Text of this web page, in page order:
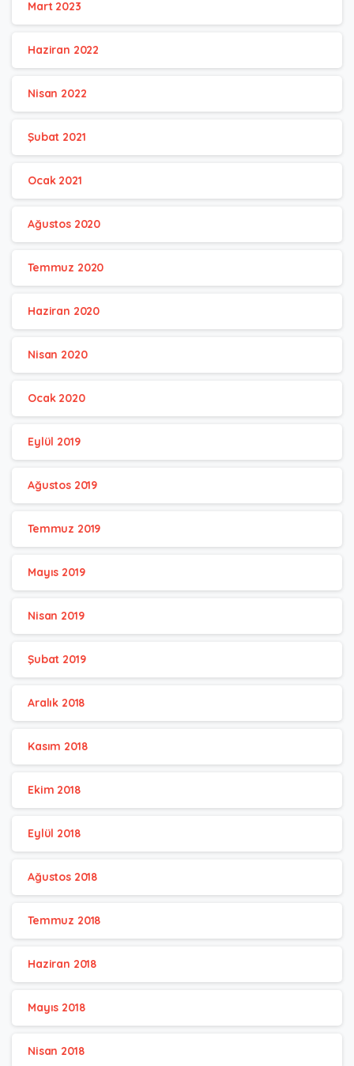
Mart 2023
Haziran 2022
Nisan 2022
Şubat 2021
Ocak 2021
Ağustos 2020
Temmuz 2020
Haziran 2020
Nisan 2020
Ocak 2020
Eylül 2019
Ağustos 2019
Temmuz 2019
Mayıs 2019
Nisan 2019
Şubat 2019
Aralık 2018
Kasım 2018
Ekim 2018
Eylül 2018
Ağustos 2018
Temmuz 2018
Haziran 2018
Mayıs 2018
Nisan 2018